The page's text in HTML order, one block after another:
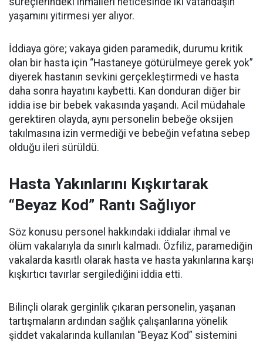
yaşamını yitirmesi yer alıyor.
İddiaya göre; vakaya giden paramedik, durumu kritik
olan bir hasta için “Hastaneye götürülmeye gerek yok”
diyerek hastanın sevkini gerçekleştirmedi ve hasta
daha sonra hayatını kaybetti. Kan donduran diğer bir
iddia ise bir bebek vakasında yaşandı. Acil müdahale
gerektiren olayda, aynı personelin bebeğe oksijen
takılmasına izin vermediği ve bebeğin vefatına sebep
olduğu ileri sürüldü.
Hasta Yakınlarını Kışkırtarak
“Beyaz Kod” Rantı Sağlıyor
Söz konusu personel hakkındaki iddialar ihmal ve
ölüm vakalarıyla da sınırlı kalmadı. Özfiliz, paramediğin
vakalarda kasıtlı olarak hasta ve hasta yakınlarına karşı
kışkırtıcı tavırlar sergilediğini iddia etti.
Bilinçli olarak gerginlik çıkaran personelin, yaşanan
tartışmaların ardından sağlık çalışanlarına yönelik
şiddet vakalarında kullanılan “Beyaz Kod” sistemini